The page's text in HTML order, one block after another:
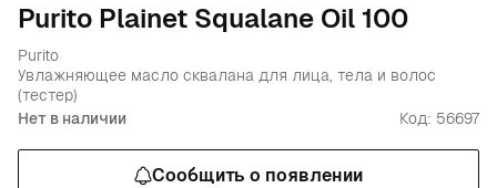
Purito Plainet Squalane Oil 100
Purito
Увлажняющее масло сквалана для лица, тела и волос
(тестер)
Нет в наличии
Код: 56697
Сообщить о появлении